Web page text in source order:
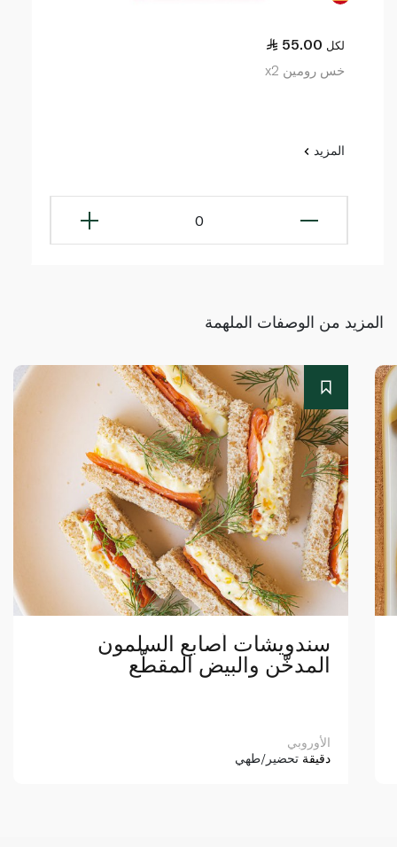
55.00 لكل
خس رومين x2
المزيد
0
المزيد من الوصفات الملهمة
سندويشات أصابع السلمون
المدخّن والبيض المقطّع
الأوروبي
دقيقة تحضير/طهي